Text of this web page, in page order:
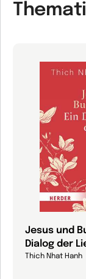
Jesus und
Dialog der
Thich Nhat Hanh